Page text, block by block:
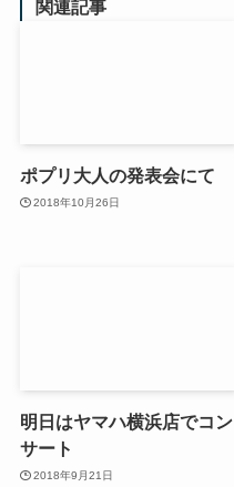
関連記事
ポプリ大人の発表会にて
2018年10月26日
明日はヤマハ横浜店でコン
サート
2018年9月21日